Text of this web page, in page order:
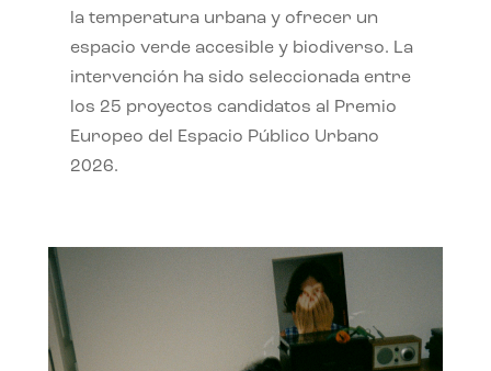
la temperatura urbana y ofrecer un
espacio verde accesible y biodiverso. La
intervención ha sido seleccionada entre
los 25 proyectos candidatos al Premio
Europeo del Espacio Público Urbano
2026.